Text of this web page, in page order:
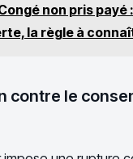
non pris payé
la règle à
contre le